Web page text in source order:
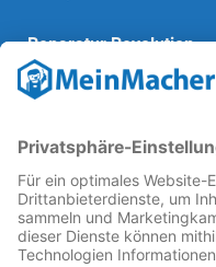
Reparatur Revolution
MeinMacher ist eine
kämpft als
Reparaturbedingungen:
reparieren lassen, für
Erhalt der
Know-hows in